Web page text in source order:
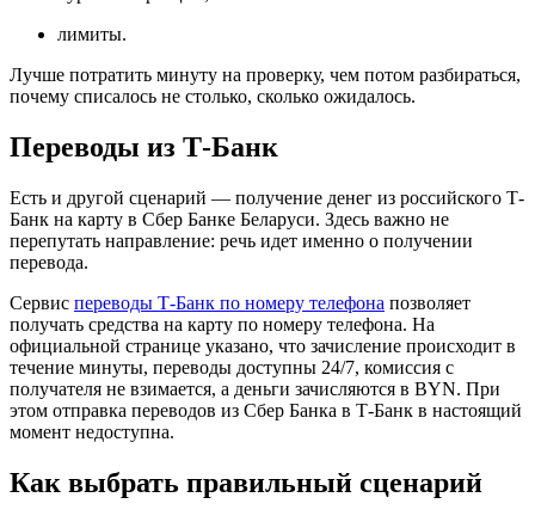
лимиты.
Лучше потратить минуту на проверку, чем потом разбираться,
почему списалось не столько, сколько ожидалось.
Переводы из Т-Банк
Есть и другой сценарий — получение денег из российского Т-
Банк на карту в Сбер Банке Беларуси. Здесь важно не
перепутать направление: речь идет именно о получении
перевода.
Сервис переводы Т-Банк по номеру телефона позволяет
получать средства на карту по номеру телефона. На
официальной странице указано, что зачисление происходит в
течение минуты, переводы доступны 24/7, комиссия с
получателя не взимается, а деньги зачисляются в BYN. При
этом отправка переводов из Сбер Банка в Т-Банк в настоящий
момент недоступна.
Как выбрать правильный сценарий